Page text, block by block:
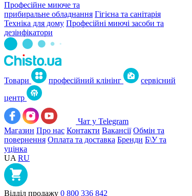
Професійне миюче та
прибиральне обладнання Гігієна та санітарія
Техніка для дому Професійні миючі засоби та
дезінфікатори
Товари професійний клінінг
сервісний
центр
Чат у Telegram
Магазин Про нас Контакти Вакансії Обмін та
повернення Оплата та доставка Бренди Б\У та
уцінка
UA RU
Відділ продажу 0 800 336 842